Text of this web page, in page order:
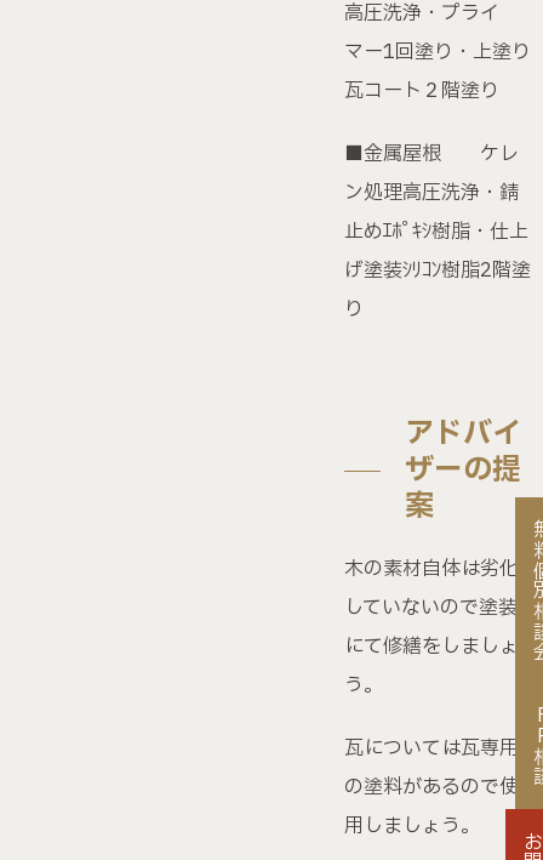
無
高圧洗浄・プライ
マー1回塗り・上塗り
瓦コート２階塗り
■金属屋根 ケレ
ン処理高圧洗浄・錆
止めｴﾎﾟｷｼ樹脂・仕上
げ塗装ｼﾘｺﾝ樹脂2階塗
り
アドバイ
ザーの提
案
木の素材自体は劣化
していないので塗装
にて修繕をしましょ
う。
瓦については瓦専用
の塗料があるので使
用しましょう。